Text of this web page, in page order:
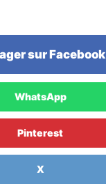
sur Facebook
WhatsApp
Pinterest
X